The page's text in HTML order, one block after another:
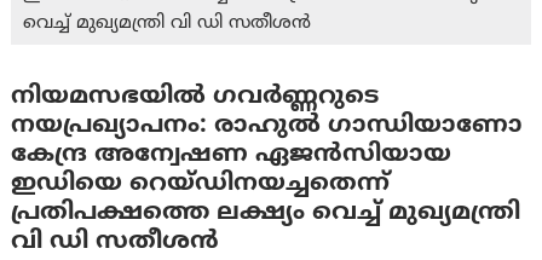
വെച്ച് മുഖ്യമന്ത്രി വി ഡി സതീശന്‍
നിയമസഭയില്‍ ഗവര്‍ണ്ണറുടെ
നയപ്രഖ്യാപനം: രാഹുൽ ഗാന്ധിയാണോ
കേന്ദ്ര അന്വേഷണ ഏജന്‍സിയായ
ഇഡിയെ റെയ്ഡിനയച്ചതെന്ന്
പ്രതിപക്ഷത്തെ ലക്ഷ്യം വെച്ച് മുഖ്യമന്ത്രി
വി ഡി സതീശന്‍